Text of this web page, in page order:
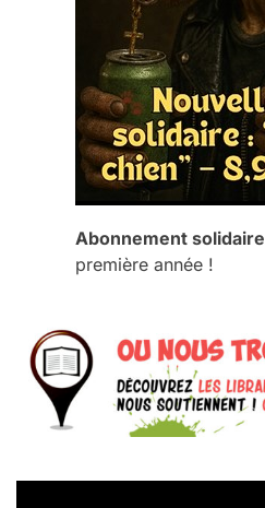
Abonnement solidaire
première année !